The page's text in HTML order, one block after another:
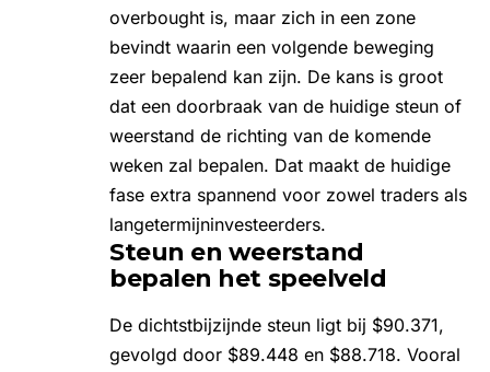
overbought is, maar zich in een zone
bevindt waarin een volgende beweging
zeer bepalend kan zijn. De kans is groot
dat een doorbraak van de huidige steun of
weerstand de richting van de komende
weken zal bepalen. Dat maakt de huidige
fase extra spannend voor zowel traders als
langetermijninvesteerders.
Steun en weerstand
bepalen het speelveld
De dichtstbijzijnde steun ligt bij $90.371,
gevolgd door $89.448 en $88.718. Vooral